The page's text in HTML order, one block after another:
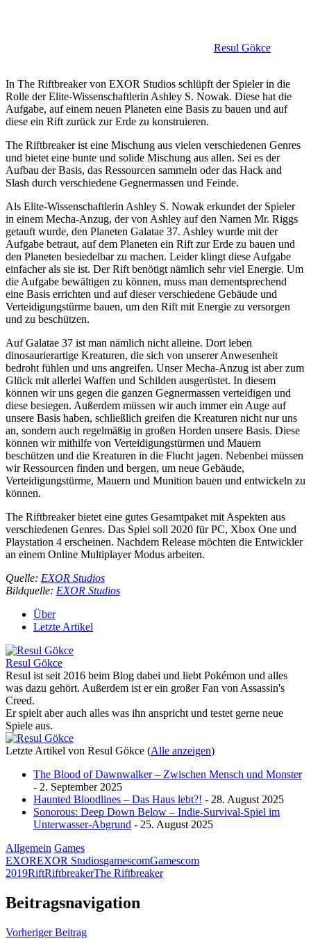
Resul Gökce
In The Riftbreaker von EXOR Studios schlüpft der Spieler in die
Rolle der Elite-Wissenschaftlerin Ashley S. Nowak. Diese hat die
Aufgabe, auf einem neuen Planeten eine Basis zu bauen und auf
diese ein Rift zurück zur Erde zu konstruieren.
The Riftbreaker ist eine Mischung aus vielen verschiedenen Genres
und bietet eine bunte und solide Mischung aus allen. Sei es der
Aufbau der Basis, das Ressourcen sammeln oder das Hack and
Slash durch verschiedene Gegnermassen und Feinde.
Als Elite-Wissenschaftlerin Ashley S. Nowak erkundet der Spieler
in einem Mecha-Anzug, der von Ashley auf den Namen Mr. Riggs
getauft wurde, den Planeten Galatae 37. Ashley wurde mit der
Aufgabe betraut, auf dem Planeten ein Rift zur Erde zu bauen und
den Planeten besiedelbar zu machen. Leider klingt diese Aufgabe
einfacher als sie ist. Der Rift benötigt nämlich sehr viel Energie. Um
die Aufgabe bewältigen zu können, muss man dementsprechend
eine Basis errichten und auf dieser verschiedene Gebäude und
Verteidigungstürme bauen, um den Rift mit Energie zu versorgen
und zu beschützen.
Auf Galatae 37 ist man nämlich nicht alleine. Dort leben
dinosaurierartige Kreaturen, die sich von unserer Anwesenheit
bedroht fühlen und uns angreifen. Unser Mecha-Anzug ist aber zum
Glück mit allerlei Waffen und Schilden ausgerüstet. In diesem
können wir uns gegen die ganzen Gegnermassen verteidigen und
diese besiegen. Außerdem müssen wir auch immer ein Auge auf
unsere Basis haben, schließlich greifen die Kreaturen nicht nur uns
an, sondern auch regelmäßig in großen Horden unsere Basis. Diese
können wir mithilfe von Verteidigungstürmen und Mauern
beschützen und die Kreaturen in die Flucht jagen. Nebenbei müssen
wir Ressourcen finden und bergen, um neue Gebäude,
Verteidigungstürme, Mauern und Munition bauen und entwickeln zu
können.
The Riftbreaker bietet eine gutes Gesamtpaket mit Aspekten aus
verschiedenen Genres. Das Spiel soll 2020 für PC, Xbox One und
Playstation 4 erscheinen. Nachdem Release möchten die Entwickler
an einem Online Multiplayer Modus arbeiten.
Quelle: EXOR Studios
Bildquelle: EXOR Studios
Über
Letzte Artikel
Resul Gökce
Resul ist seit 2016 beim Blog dabei und liebt Pokémon und alles
was dazu gehört. Außerdem ist er ein großer Fan von Assassin's
Creed.
Er spielt aber auch alles was ihn anspricht und testet gerne neue
Spiele aus.
Letzte Artikel von Resul Gökce (Alle anzeigen)
The Blood of Dawnwalker – Zwischen Mensch und Monster
- 2. September 2025
Haunted Bloodlines – Das Haus lebt?! - 28. August 2025
Sonorous: Deep Down Below – Indie-Survival-Spiel im
Unterwasser-Abgrund - 25. August 2025
Allgemein Games
EXOREXOR StudiosgamescomGamescom
2019RiftRiftbreakerThe Riftbreaker
Beitragsnavigation
Vorheriger Beitrag